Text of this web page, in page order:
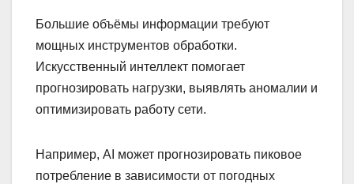
Большие объёмы информации требуют
мощных инструментов обработки.
Искусственный интеллект помогает
прогнозировать нагрузки, выявлять аномалии и
оптимизировать работу сети.
Например, AI может прогнозировать пиковое
потребление в зависимости от погодных